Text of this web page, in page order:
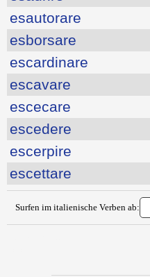
esautorare
esborsare
escardinare
escavare
escecare
escedere
escerpire
escettare
Surfen im italienische Verben ab: